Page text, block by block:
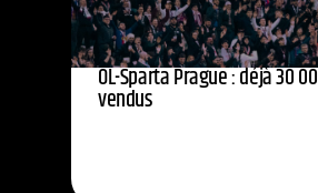
OL-Sparta Prague : déjà 30
vendus